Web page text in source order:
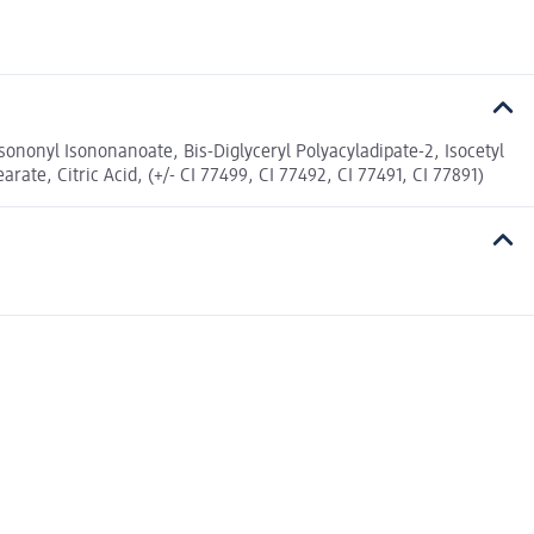
Isononanoate, Bis-Diglyceryl Polyacyladipate-2, Isocetyl
Citric Acid, (+/- CI 77499, CI 77492, CI 77491, CI 77891)